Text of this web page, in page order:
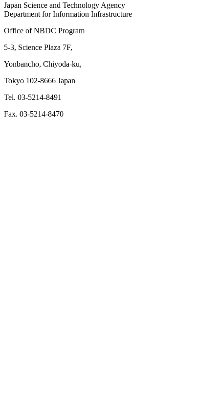
Japan Science and Technology Agency
Department for Information Infrastructure
Office of NBDC Program
5-3, Science Plaza 7F,
Yonbancho, Chiyoda-ku,
Tokyo 102-8666 Japan
Tel. 03-5214-8491
Fax. 03-5214-8470